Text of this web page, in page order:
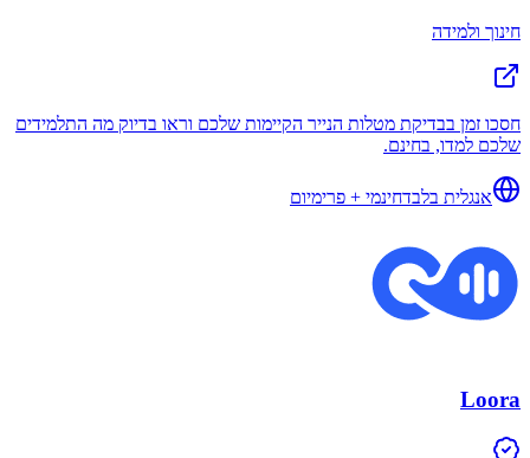
חינוך ולמידה
חסכו זמן בבדיקת מטלות הנייר הקיימות שלכם וראו בדיוק מה התלמידים
שלכם למדו, בחינם.
אנגלית בלבדחינמי + פרימיום
Loora